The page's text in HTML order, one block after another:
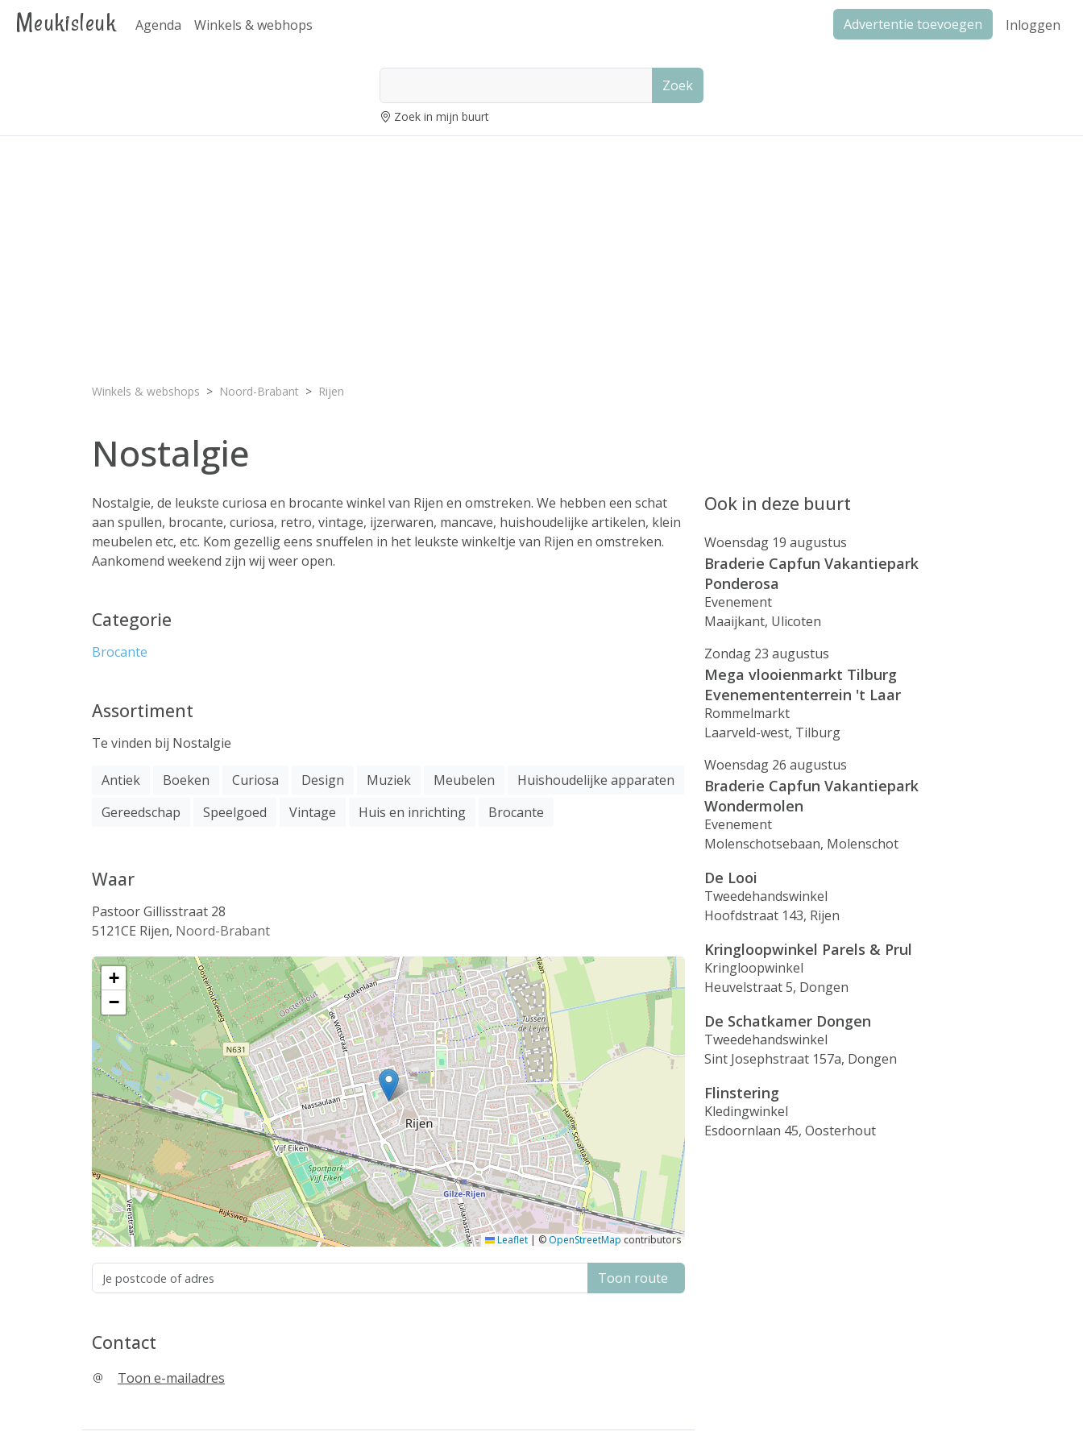
Meukisleuk Agenda Winkels & webhops Advertentie toevoegen Inloggen
Zoek
Zoek in mijn buurt
Winkels & webshops Noord-Brabant Rijen
Nostalgie
Nostalgie, de leukste curiosa en brocante winkel van Rijen en omstreken. We hebben een schat
aan spullen, brocante, curiosa, retro, vintage, ijzerwaren, mancave, huishoudelijke artikelen, klein
meubelen etc, etc. Kom gezellig eens snuffelen in het leukste winkeltje van Rijen en omstreken.
Aankomend weekend zijn wij weer open.
Categorie
Brocante
Assortiment
Te vinden bij Nostalgie
Antiek Boeken Curiosa Design Muziek Meubelen
Huishoudelijke apparaten
Gereedschap
Speelgoed Vintage Huis en inrichting Brocante
Waar
Pastoor Gillisstraat 28
5121CE Rijen, Noord-Brabant
+
−
Leaflet | © OpenStreetMap contributors
Toon route
Contact
Toon e-mailadres
Ook in deze buurt
Woensdag 19 augustus
Braderie Capfun Vakantiepark
Ponderosa
Evenement
Maaijkant, Ulicoten
Zondag 23 augustus
Mega vlooienmarkt Tilburg
Evenemententerrein 't Laar
Rommelmarkt
Laarveld-west, Tilburg
Woensdag 26 augustus
Braderie Capfun Vakantiepark
Wondermolen
Evenement
Molenschotsebaan, Molenschot
De Looi
Tweedehandswinkel
Hoofdstraat 143, Rijen
Kringloopwinkel Parels & Prul
Kringloopwinkel
Heuvelstraat 5, Dongen
De Schatkamer Dongen
Tweedehandswinkel
Sint Josephstraat 157a, Dongen
Flinstering
Kledingwinkel
Esdoornlaan 45, Oosterhout